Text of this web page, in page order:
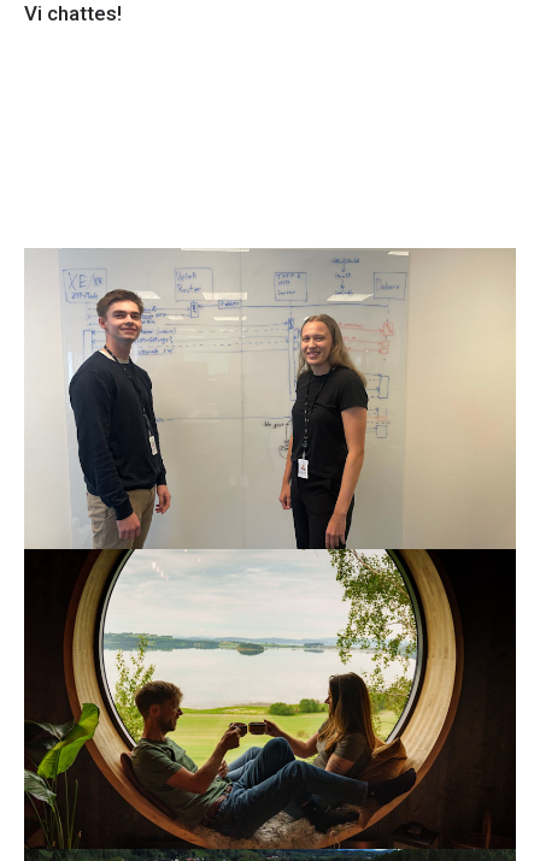
Vi chattes!
Nyhet 13. aug. 2024
Brukte sommeren til å utvikle seg som
utviklere
Det tok ikke sommerstudentene Regine og Gustav
mer enn sju uker å utvikle en løsning som vil spare
NTE både tid og penger.
Les mer
Produkter og tjenester Nyhet 2. juli 2024
God sommer med NTEs fordelsprogram!
Det er lite som slår Trøndelag om sommeren. Særlig
når du kan oppleve festivaler, glamping, gaming og
gårdsferie til rabatterte priser. Det lønner seg nemlig å
være NTE-kunde!
Les mer